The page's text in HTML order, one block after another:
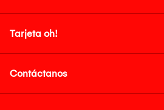
Tarjeta oh!
Contáctanos